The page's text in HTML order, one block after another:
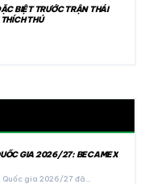
BIỆT TRƯỚC TRẬN THÁI
THÚ
GIA 2026/27: BECAMEX
Quốc gia 2026/27 đã…